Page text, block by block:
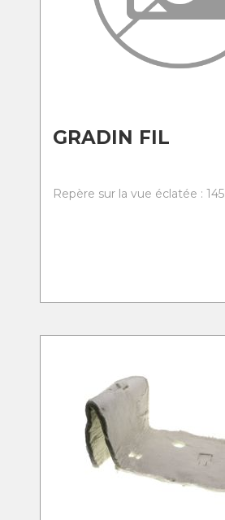
GRADIN FIL
Repère sur la vue éclatée : 145